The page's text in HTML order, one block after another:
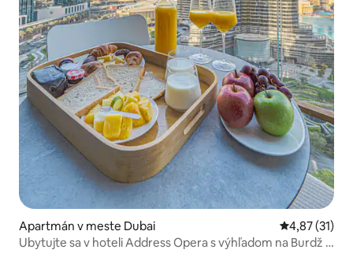
Apartmán v meste Dubai Priemerné
4,87 (31)
Ubytujte sa v hoteli Address Opera s výhľadom na Burdž a